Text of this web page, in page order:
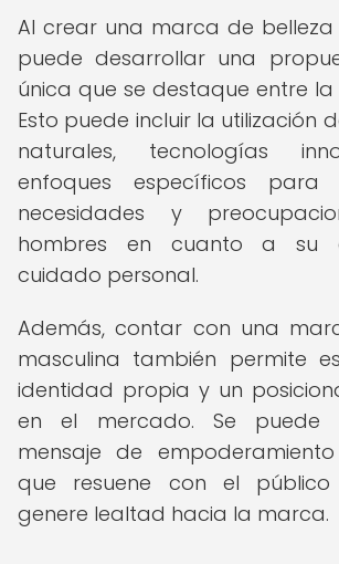
Al crear una marca de belleza
puede desarrollar una
única que se destaque entre
Esto puede incluir la utilización
naturales, tecnologías
enfoques específicos
necesidades y
hombres en cuanto a su
cuidado personal.
Además, contar con una
masculina también permite
identidad propia y un
en el mercado. Se puede
mensaje de
que resuene con el
genere lealtad hacia la marca.